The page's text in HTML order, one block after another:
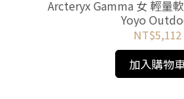
Arcteryx Gamma 女 輕量
Yoyo
NT$5,112
加入購物